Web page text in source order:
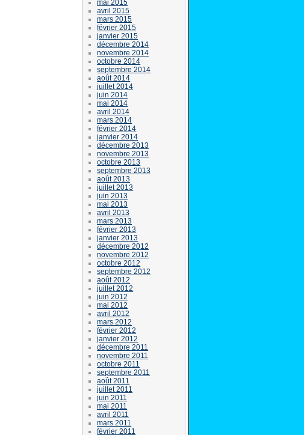
mai 2015
avril 2015
mars 2015
février 2015
janvier 2015
décembre 2014
novembre 2014
octobre 2014
septembre 2014
août 2014
juillet 2014
juin 2014
mai 2014
avril 2014
mars 2014
février 2014
janvier 2014
décembre 2013
novembre 2013
octobre 2013
septembre 2013
août 2013
juillet 2013
juin 2013
mai 2013
avril 2013
mars 2013
février 2013
janvier 2013
décembre 2012
novembre 2012
octobre 2012
septembre 2012
août 2012
juillet 2012
juin 2012
mai 2012
avril 2012
mars 2012
février 2012
janvier 2012
décembre 2011
novembre 2011
octobre 2011
septembre 2011
août 2011
juillet 2011
juin 2011
mai 2011
avril 2011
mars 2011
février 2011